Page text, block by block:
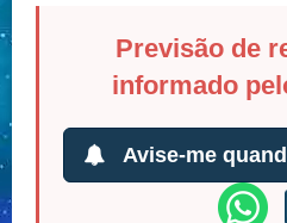
Previsão de
informado
Avise-me